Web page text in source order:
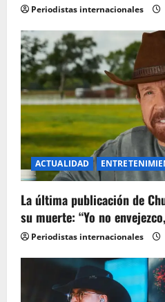
Periodistas internacionales
ACTUALIDAD
La última publicación de
su muerte: “Yo no
Periodistas internacionales